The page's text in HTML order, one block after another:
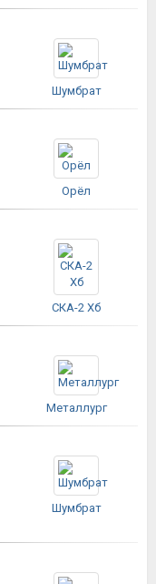
Шумбрат
Орёл
СКА-2 Хб
Металлург
Шумбрат